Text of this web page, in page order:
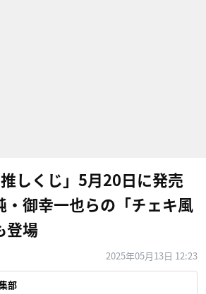
しくじ」5月20日に発売
・御幸一也らの「チェキ風
登場
2025年05月13日 12:23
部